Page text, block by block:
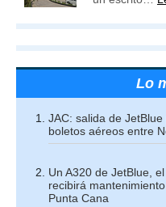
Lo
JAC: salida de
boletos aéreos entre
Un A320 de JetBlue,
recibirá
Punta Cana